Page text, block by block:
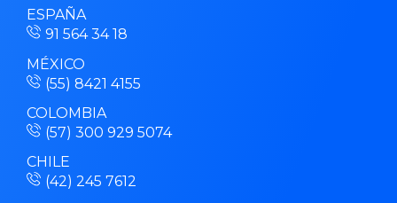
ESPAÑA
91 564 34 18
MÉXICO
(55) 8421 4155
COLOMBIA
(57) 300 929 5074
CHILE
(42) 245 7612